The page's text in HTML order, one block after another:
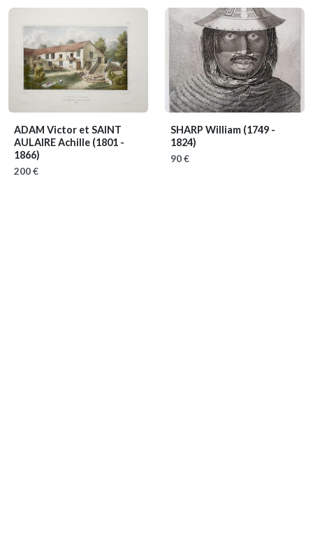
ADAM Victor et SAINT
AULAIRE Achille (1801 -
1866)
200 €
SHARP William (1749 -
1824)
90 €